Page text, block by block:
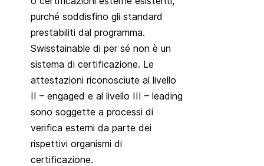
purché soddisfino gli standard
prestabiliti dal programma.
Swisstainable di per sé non è un
sistema di certificazione. Le
attestazioni riconosciute al livello
II – engaged e al livello III – leading
sono soggette a processi di
verifica esterni da parte dei
rispettivi organismi di
certificazione.